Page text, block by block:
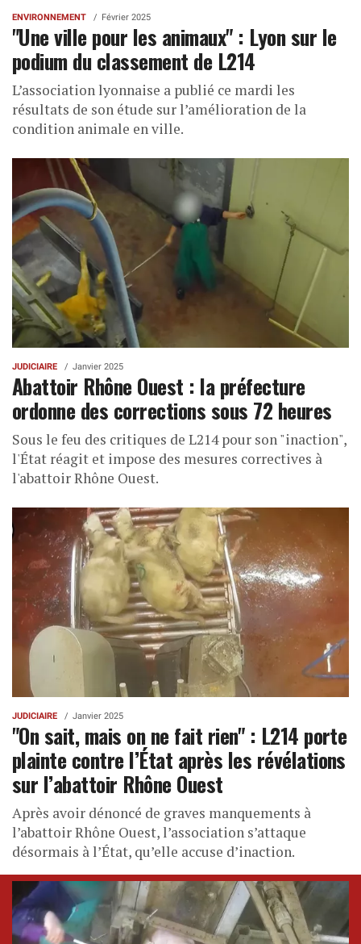
ENVIRONNEMENT Février 2025
"Une ville pour les animaux" : Lyon sur le
podium du classement de L214
L’association lyonnaise a publié ce mardi les
résultats de son étude sur l’amélioration de la
condition animale en ville.
JUDICIAIRE Janvier 2025
Abattoir Rhône Ouest : la préfecture
ordonne des corrections sous 72 heures
Sous le feu des critiques de L214 pour son "inaction",
l'État réagit et impose des mesures correctives à
l'abattoir Rhône Ouest.
JUDICIAIRE Janvier 2025
"On sait, mais on ne fait rien" : L214 porte
plainte contre l’État après les révélations
sur l’abattoir Rhône Ouest
Après avoir dénoncé de graves manquements à
l’abattoir Rhône Ouest, l’association s’attaque
désormais à l’État, qu’elle accuse d’inaction.